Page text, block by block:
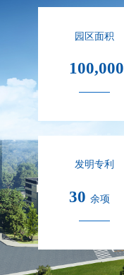
园区面积
100,000
发明专利
30余项